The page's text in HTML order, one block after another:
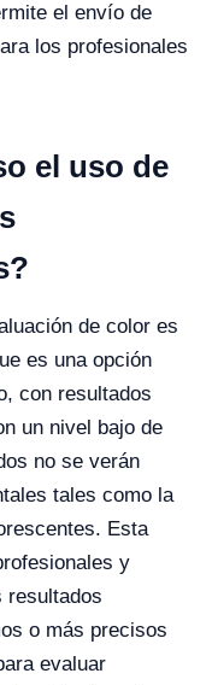
el envío de
los profesionales
el uso de
de color es
es una opción
con resultados
un nivel bajo de
no se verán
tales como la
Esta
y
resultados
o más precisos
evaluar